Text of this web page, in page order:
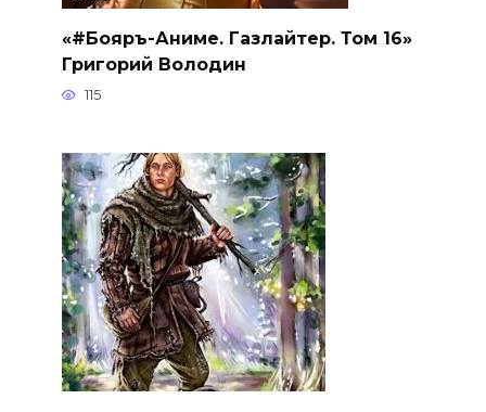
«#Бояръ-Аниме. Газлайтер. Том 16»
Григорий Володин
115